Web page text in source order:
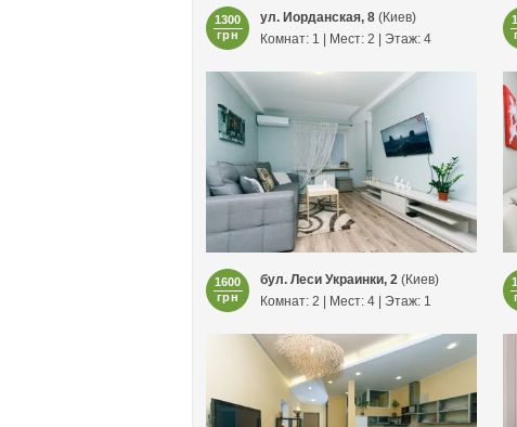
1300
грн
ул. Иорданская, 8 (Киев)
Комнат: 1 | Мест: 2 | Этаж: 4
1600
грн
бул. Леси Украинки, 2 (Киев)
Комнат: 2 | Мест: 4 | Этаж: 1